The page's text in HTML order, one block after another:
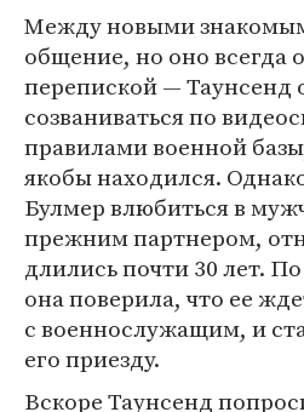
Между новыми
общение, но оно всегда
перепиской — Таунсенд
созваниваться по
правилами военной
якобы находился.
Булмер влюбиться в
прежним партнером,
длились почти 30 лет.
она поверила, что ее
с военнослужащим, и
его приезду.
Вскоре Таунсенд